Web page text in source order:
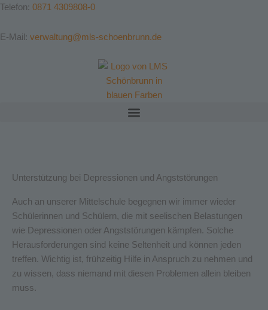
Zum
springen
Telefon: 0871 4309808-0
E-Mail: verwaltung@mls-schoenbrunn.de
Unterstützung bei Depressionen und Angststörungen
Auch an unserer Mittelschule begegnen wir immer wieder
Schülerinnen und Schülern, die mit seelischen Belastungen
wie Depressionen oder Angststörungen kämpfen. Solche
Herausforderungen sind keine Seltenheit und können jeden
treffen. Wichtig ist, frühzeitig Hilfe in Anspruch zu nehmen und
zu wissen, dass niemand mit diesen Problemen allein bleiben
muss.